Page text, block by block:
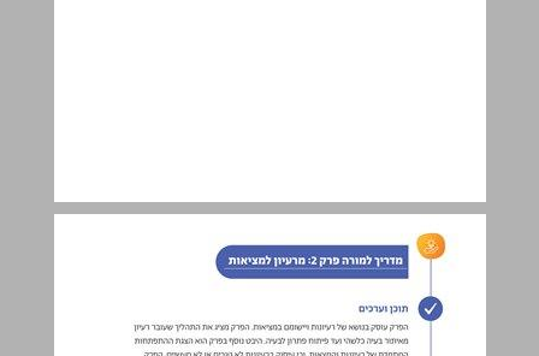
מדריך למורה פרק 2: מרעיון למציאות ... 24